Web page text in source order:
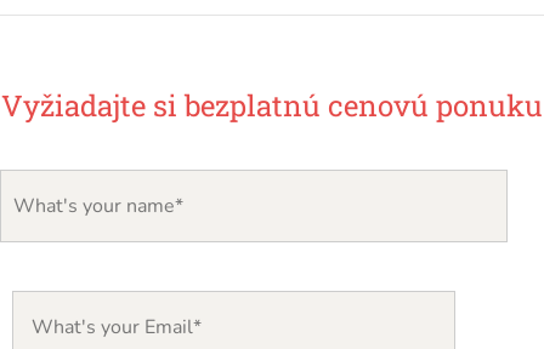
Vyžiadajte si bezplatnú cenovú ponuku